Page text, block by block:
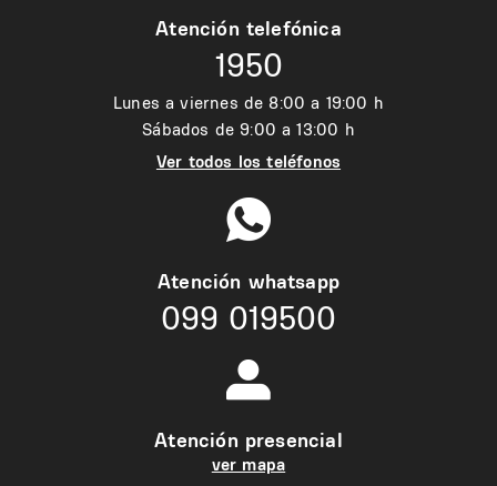
Atención telefónica
1950
Lunes a viernes de 8:00 a 19:00 h
Sábados de 9:00 a 13:00 h
Ver todos los teléfonos
Atención whatsapp
099 019500
Atención presencial
ver mapa